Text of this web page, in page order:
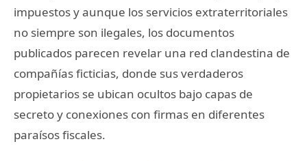
impuestos y aunque los servicios extraterritoriales
no siempre son ilegales, los documentos
publicados parecen revelar una red clandestina de
compañías ficticias, donde sus verdaderos
propietarios se ubican ocultos bajo capas de
secreto y conexiones con firmas en diferentes
paraísos fiscales.